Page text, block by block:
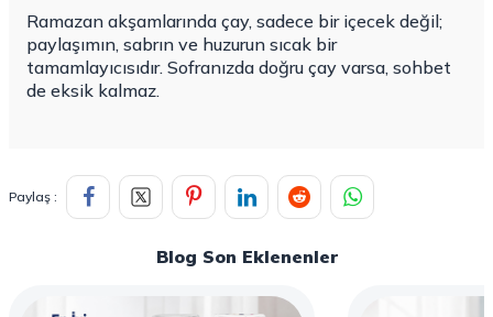
Ramazan akşamlarında çay, sadece bir içecek değil;
paylaşımın, sabrın ve huzurun sıcak bir
tamamlayıcısıdır. Sofranızda doğru çay varsa, sohbet
de eksik kalmaz.
Paylaş :
Blog Son Eklenenler